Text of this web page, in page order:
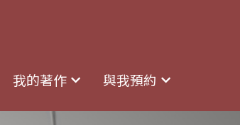
我的著作 與我預約
我的著作 與我預約